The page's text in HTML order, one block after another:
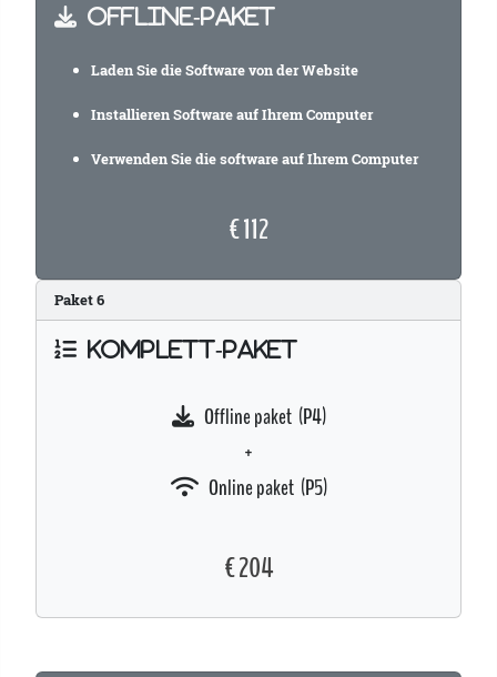
OFFLINE-PAKET
Laden Sie die Software von der Website
Installieren Software auf Ihrem Computer
Verwenden Sie die software auf Ihrem Computer
€ 112
Paket6
KOMPLETT-PAKET
Offline paket (P4)
+
Online paket (P5)
€ 204